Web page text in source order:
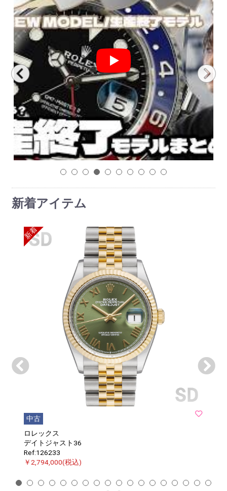
1 2 3 4 5 6 7 8 9 10
新着アイテム
新着
中古
ロレックス
デイトジャスト36
Ref:126233
￥2,794,000(税込)
1 2 3 4 5 6 7 8 9 10 11 12 13 14 15 16 17
18